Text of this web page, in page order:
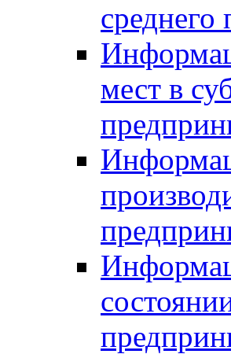
среднего
мест в